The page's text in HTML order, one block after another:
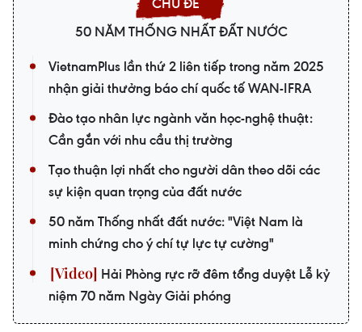
50 NĂM THỐNG NHẤT ĐẤT NƯỚC
VietnamPlus lần thứ 2 liên tiếp trong năm 2025
nhận giải thưởng báo chí quốc tế WAN-IFRA
Đào tạo nhân lực ngành văn học-nghệ thuật:
Cần gắn với nhu cầu thị trường
Tạo thuận lợi nhất cho người dân theo dõi các
sự kiện quan trọng của đất nước
50 năm Thống nhất đất nước: "Việt Nam là
minh chứng cho ý chí tự lực tự cường"
Hải Phòng rực rỡ đêm tổng duyệt Lễ kỷ
niệm 70 năm Ngày Giải phóng